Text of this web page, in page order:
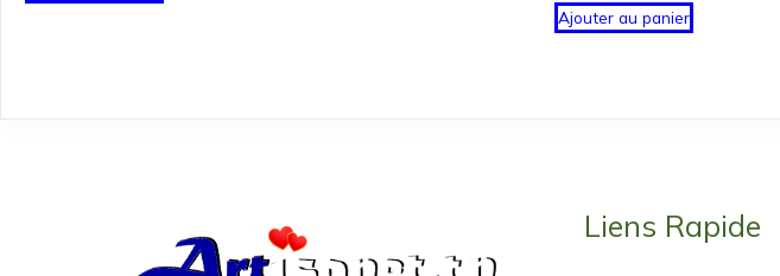
initial
était :
Ajouter au panier
Liens Rapide